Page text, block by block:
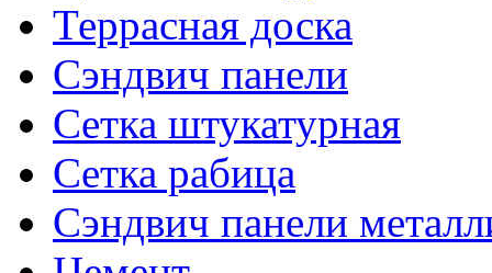
Террасная доска
Сэндвич панели
Сетка штукатурная
Сетка рабица
Сэндвич панели